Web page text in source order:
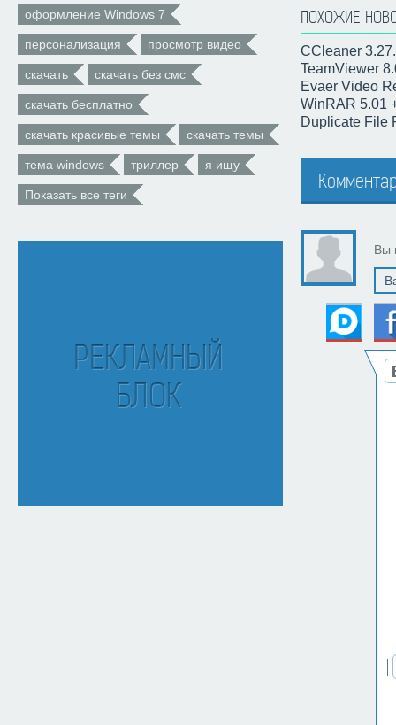
оформление Windows 7
персонализация просмотр видео
скачать скачать без смс
скачать бесплатно
скачать красивые темы скачать темы
тема windows триллер я ищу
Показать все теги
ПОХОЖИЕ
CCleaner
TeamViewer
Evaer Video
WinRAR 5.01
Duplicate File
Вы